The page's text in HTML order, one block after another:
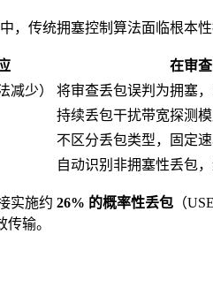
，传统拥塞控制算法面临根本性
在审
减少）
将审查丢包误判为拥塞
持续丢包干扰带宽探测
不区分丢包类型，固定
自动识别非拥塞性丢包
实施约 26% 的概率性丢包 （
输。